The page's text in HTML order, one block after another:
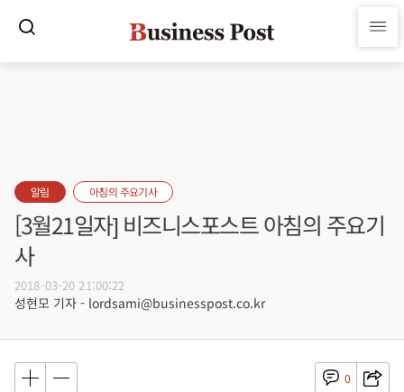
알림 아침의 주요기사
[3월21일자] 비즈니스포스트 아침의 주요기
사
2018-03-20 21:00:22
성현모 기자 - lordsami@businesspost.co.kr
0